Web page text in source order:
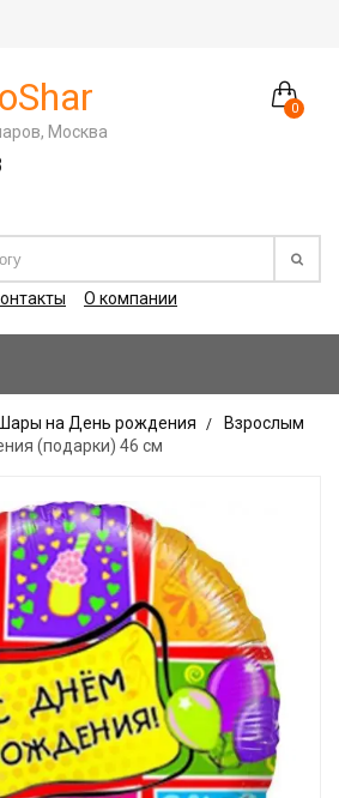
0
Москва
О компании
на День рождения
Взрослым
(подарки) 46 см